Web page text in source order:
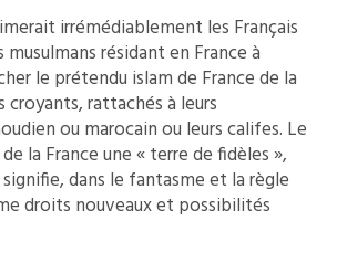
irrémédiablement les Français
résidant en France à
le prétendu islam de France de la
croyants, rattachés à leurs
ou marocain ou leurs califes. Le
la France une « terre de fidèles »,
dans le fantasme et la règle
droits nouveaux et possibilités